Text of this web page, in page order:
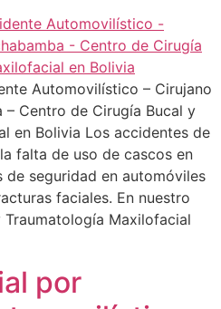
Automovilístico – Cirujano
Centro de Cirugía Bucal y
en Bolivia Los accidentes de
falta de uso de cascos en
seguridad en automóviles
faciales. En nuestro
Maxilofacial
por